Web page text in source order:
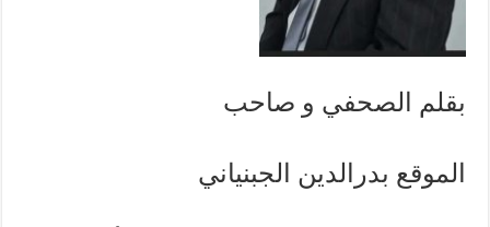
بقلم الصحفي و صاحب
الموقع بدرالدين الجبنياني